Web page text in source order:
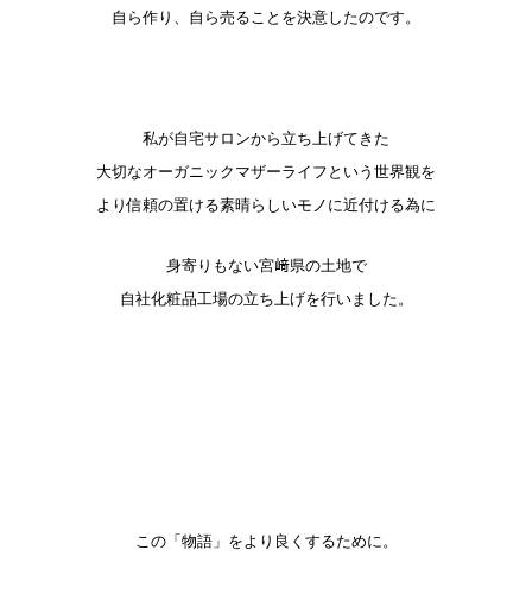
自ら作り、自ら売ることを決意したのです。
私が自宅サロンから立ち上げてきた
大切なオーガニックマザーライフという世界観を
より信頼の置ける素晴らしいモノに近付ける為に
身寄りもない宮﨑県の土地で
自社化粧品工場の立ち上げを行いました。
この「物語」をより良くするために。